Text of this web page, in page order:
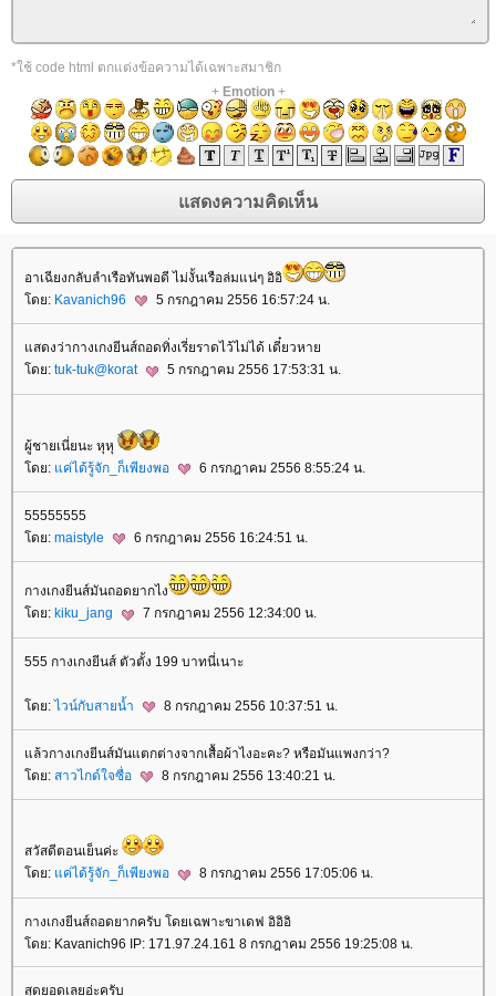
*ใช้ code html ตกแต่งข้อความได้เฉพาะสมาชิก
+ Emotion+
อาเฉียงกลับลำเรือทันพอดี ไม่งั้นเรือล่มแน่ๆ อิอิ
ดย: Kavanich96 5 กรกฎาคม 2556 16:57:24 น.
สดงว่ากางเกงยีนส์ถอดทิ่งเรี่ยราดไว้ไม่ได้ เดี๋ยวหา
ดย: tuk-tuk@korat 5 กรกฎาคม 2556 17:53:31 น.
ผู้ชายเนี่ยนะ หุหุ
ดย: ค่ได้รู้จัก_ก็เพียงพอ 6 กรกฎาคม 2556 8:55:24 น.
55555555
ดย: maistyle 6 กรกฎาคม 2556 16:24:51 น.
กางเกงยีนส์มันถอดยากไง
ดย: kiku_jang 7 กรกฎาคม 2556 12:34:00 น.
555 กางเกงยีนส์ ตัวตั้ง 199 บาทนี่เนาะ
ดย:ไวน์กับสายน้ำ 8 กรกฎาคม 2556 10:37:51 น.
ล้วกางเกงยีนส์มันแตกต่างจากเสื้อผ้าไงอะคะ? หรือมันแพงกว่า?
ดย: สาวไกด์ใจซื่อ 8 กรกฎาคม 2556 13:40:21 น.
สวัสดีตอนเย็นค่ะ
ดย: ค่ได้รู้จัก_ก็เพียงพอ 8 กรกฎาคม 2556 17:05:06 น.
กางเกงยีนส์ถอดยากครับ โดยเฉพาะขาเดฟ อิอิอิ
ดย: Kavanich96 IP: 171.97.24.161 8 กรกฎาคม 2556 19:25:08 น.
สุดยอดเลยอ่ะครับ